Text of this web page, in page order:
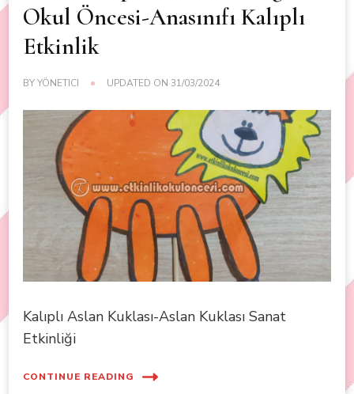
Okul Öncesi-Anasınıfı Kalıplı
Etkinlik
BYYÖNETICI UPDATED ON 31/03/2024
Kalıplı Aslan Kuklası-Aslan Kuklası Sanat
Etkinliği
CONTINUE READING